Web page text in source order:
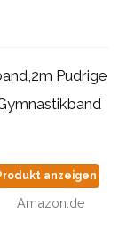
Pudrige
anzeigen
Amazon.de